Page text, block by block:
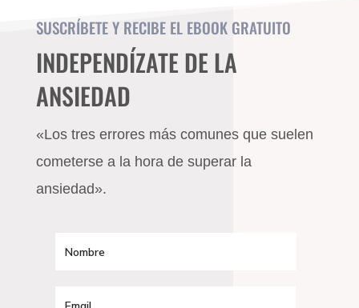
SUSCRÍBETE Y RECIBE EL EBOOK GRATUITO
INDEPENDÍZATE DE LA
ANSIEDAD
«Los tres errores más comunes que suelen
cometerse a la hora de superar la
ansiedad».